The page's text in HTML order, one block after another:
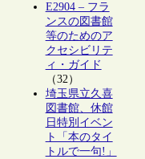
E2904 – フラ
ンスの図書館
等のためのア
クセシビリテ
ィ・ガイド
（32）
埼玉県立久喜
図書館、休館
日特別イベン
ト「本のタイ
トルで一句!」